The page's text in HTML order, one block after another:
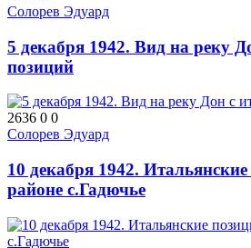
Солорев Эдуард
5 декабря 1942. Вид на реку
позиций
2636 0 0
Солорев Эдуард
10 декабря 1942.
районе с.Гадючье